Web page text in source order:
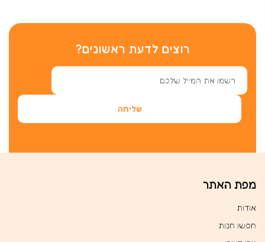
רוצים לדעת ראשונים?
מפת האתר
אודות
חפשו חנות